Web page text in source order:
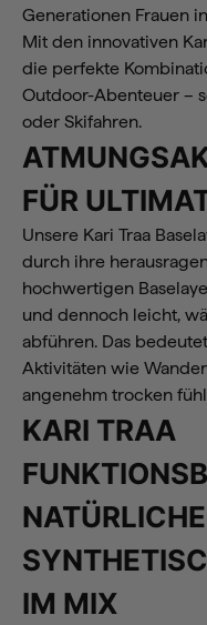
Generationen Frauen
Mit den innovativen
die perfekte
Outdoor-Abenteuer –
oder Skifahren.
FÜR
Unsere Kari Traa
durch ihre
hochwertigen
und dennoch leicht,
abführen. Das
Aktivitäten wie
angenehm trocken
KARI TRAA
IM MIX